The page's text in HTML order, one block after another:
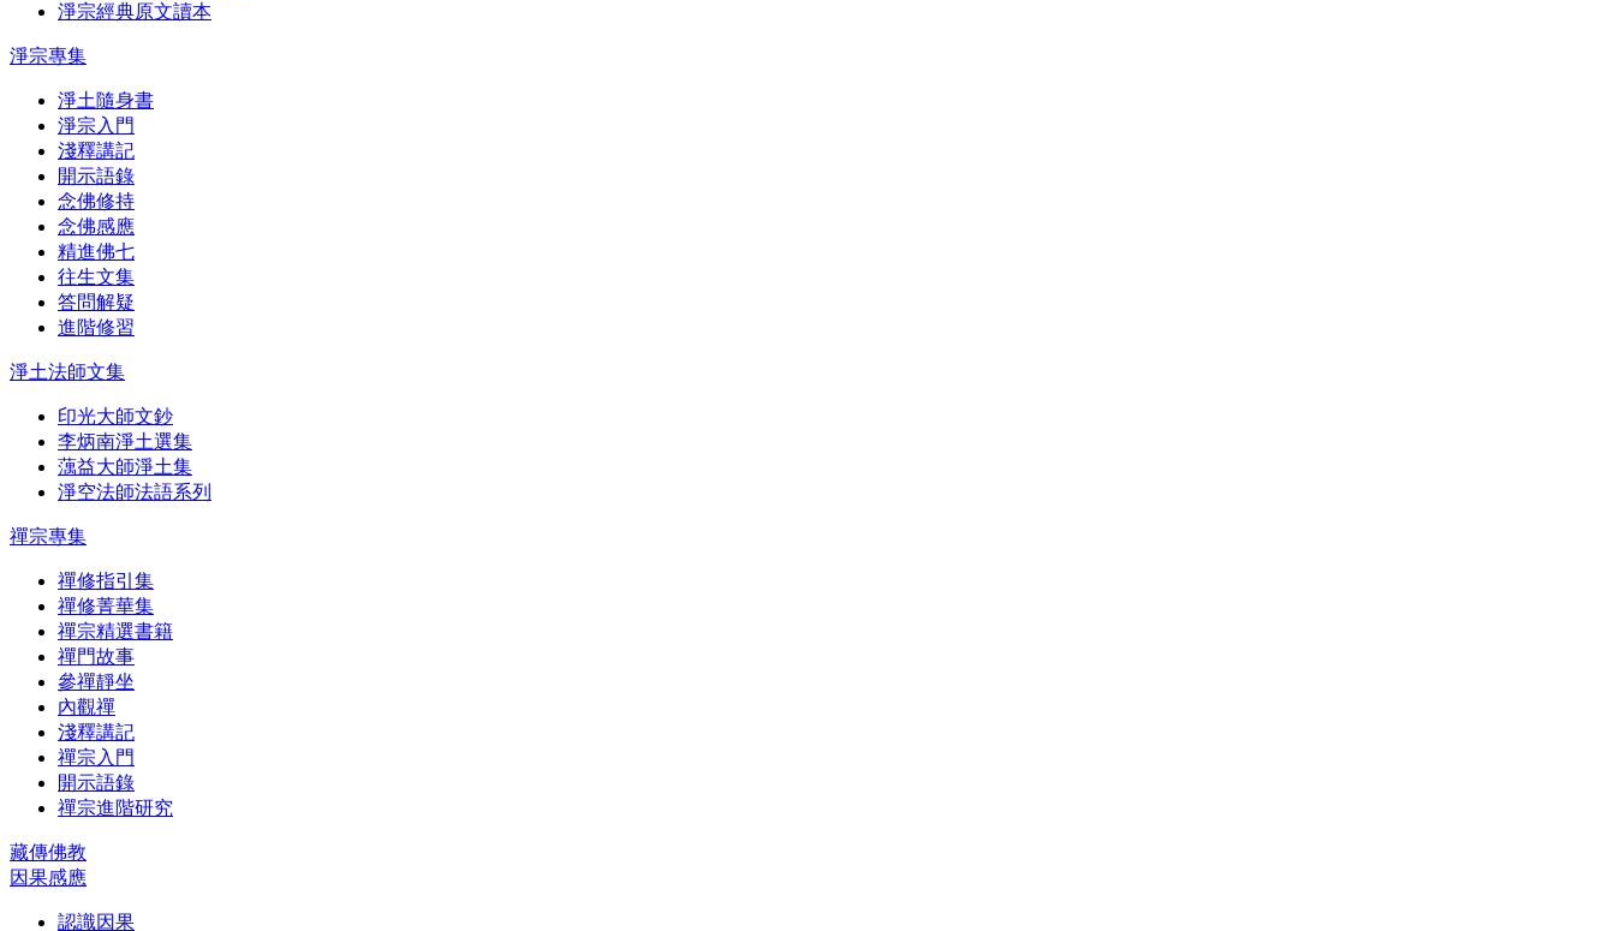
淨宗經典原文讀本
淨宗專集
淨土隨身書
淨宗入門
淺釋講記
開示語錄
念佛修持
念佛感應
精進佛七
往生文集
答問解疑
進階修習
淨土法師文集
印光大師文鈔
李炳南淨土選集
蕅益大師淨土集
淨空法師法語系列
禪宗專集
禪修指引集
禪修菁華集
禪宗精選書籍
禪門故事
參禪靜坐
內觀禪
淺釋講記
禪宗入門
開示語錄
禪宗進階研究
藏傳佛教
因果感應
認識因果